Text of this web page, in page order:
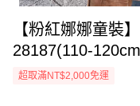
【粉紅娜娜童裝
28187(110-
超取滿NT$2,000免運